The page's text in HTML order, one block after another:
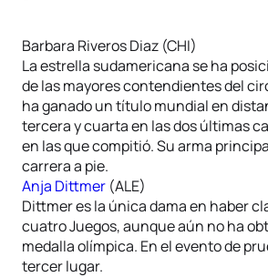
Barbara Riveros Diaz (CHI)
La estrella sudamericana se ha
de las mayores contendientes del
ha ganado un título mundial en
tercera y cuarta en las dos últimas
en las que compitió. Su arma
carrera a pie.
Anja Dittmer (ALE)
Dittmer es la única dama en haber
cuatro Juegos, aunque aún no ha
medalla olímpica. En el evento de
tercer lugar.